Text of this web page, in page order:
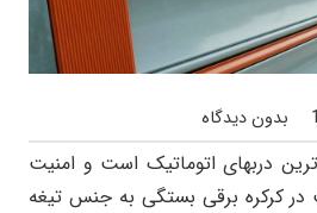
بدون دیدگاه
دربهای اتوماتیک است و امنیت
در کرکره برقی بستگی به جنس تیغه